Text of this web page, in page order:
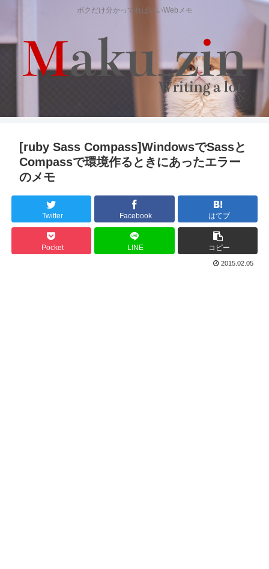
ボクだけ分かってればいいWebメモ
[ruby Sass Compass]WindowsでSassと
Compassで環境作るときにあったエラー
のメモ
Twitter Facebook はてブ
Pocket LINE コピー
2015.02.05